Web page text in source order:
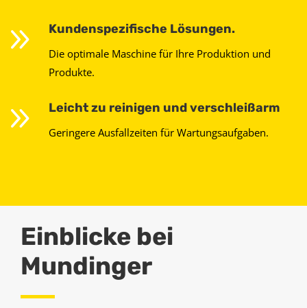
9 Kundenspezifische Lösungen.
Die optimale Maschine für Ihre Produktion und
Produkte.
9 Leicht zu reinigen und verschleißarm
Geringere Ausfallzeiten für Wartungsaufgaben.
Einblicke bei
Mundinger